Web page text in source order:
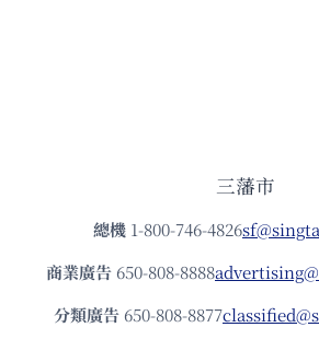
三藩市
總機 1-800-746-4826
商業廣告 650-808-8888
分類廣告 650-808-8877